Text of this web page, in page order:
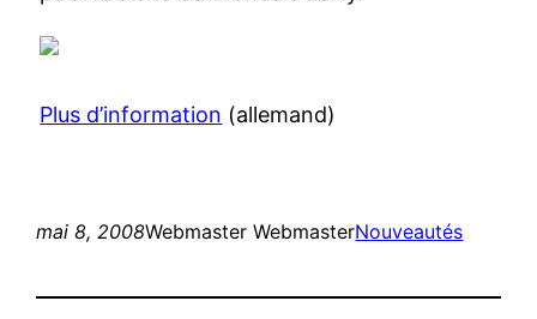
Plus d’information (allemand)
mai 8, 2008Webmaster WebmasterNouveautés